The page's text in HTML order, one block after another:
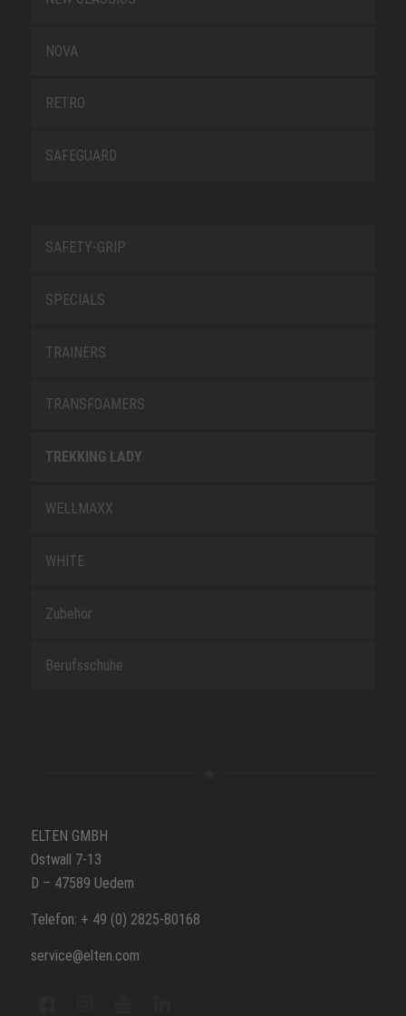
NOVA
RETRO
SAFEGUARD
SAFETY-GRIP
SPECIALS
TRAINERS
TRANSFOAMERS
TREKKING LADY
WELLMAXX
WHITE
Zubehör
Berufsschuhe
ELTEN GMBH
Ostwall 7-13
D – 47589 Uedem
Telefon: + 49 (0) 2825-80168
service@elten.com